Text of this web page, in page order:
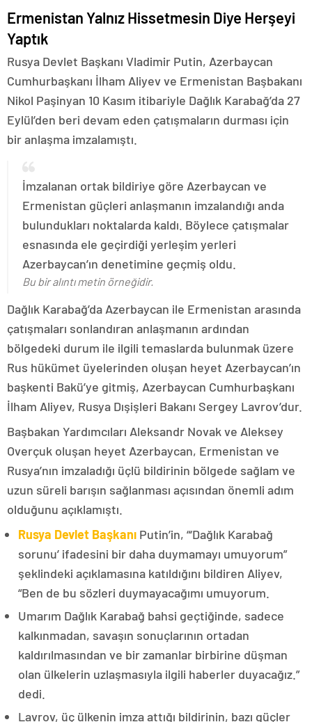
Ermenistan Yalnız Hissetmesin Diye Herşeyi
Yaptık
Rusya Devlet Başkanı Vladimir Putin, Azerbaycan
Cumhurbaşkanı İlham Aliyev ve Ermenistan Başbakanı
Nikol Paşinyan 10 Kasım itibariyle Dağlık Karabağ’da 27
Eylül’den beri devam eden çatışmaların durması için
bir anlaşma imzalamıştı.
İmzalanan ortak bildiriye göre Azerbaycan ve
Ermenistan güçleri anlaşmanın imzalandığı anda
bulundukları noktalarda kaldı. Böylece çatışmalar
esnasında ele geçirdiği yerleşim yerleri
Azerbaycan’ın denetimine geçmiş oldu.
Bu bir alıntı metin örneğidir.
Dağlık Karabağ’da Azerbaycan ile Ermenistan arasında
çatışmaları sonlandıran anlaşmanın ardından
bölgedeki durum ile ilgili temaslarda bulunmak üzere
Rus hükümet üyelerinden oluşan heyet Azerbaycan’ın
başkenti Bakü’ye gitmiş, Azerbaycan Cumhurbaşkanı
İlham Aliyev, Rusya Dışişleri Bakanı Sergey Lavrov’dur.
Başbakan Yardımcıları Aleksandr Novak ve Aleksey
Overçuk oluşan heyet Azerbaycan, Ermenistan ve
Rusya’nın imzaladığı üçlü bildirinin bölgede sağlam ve
uzun süreli barışın sağlanması açısından önemli adım
olduğunu açıklamıştı.
Rusya Devlet Başkanı Putin’in, “‘Dağlık Karabağ
sorunu’ ifadesini bir daha duymamayı umuyorum”
şeklindeki açıklamasına katıldığını bildiren Aliyev,
“Ben de bu sözleri duymayacağımı umuyorum.
Umarım Dağlık Karabağ bahsi geçtiğinde, sadece
kalkınmadan, savaşın sonuçlarının ortadan
kaldırılmasından ve bir zamanlar birbirine düşman
olan ülkelerin uzlaşmasıyla ilgili haberler duyacağız.”
dedi.
Lavrov, üç ülkenin imza attığı bildirinin, bazı güçler